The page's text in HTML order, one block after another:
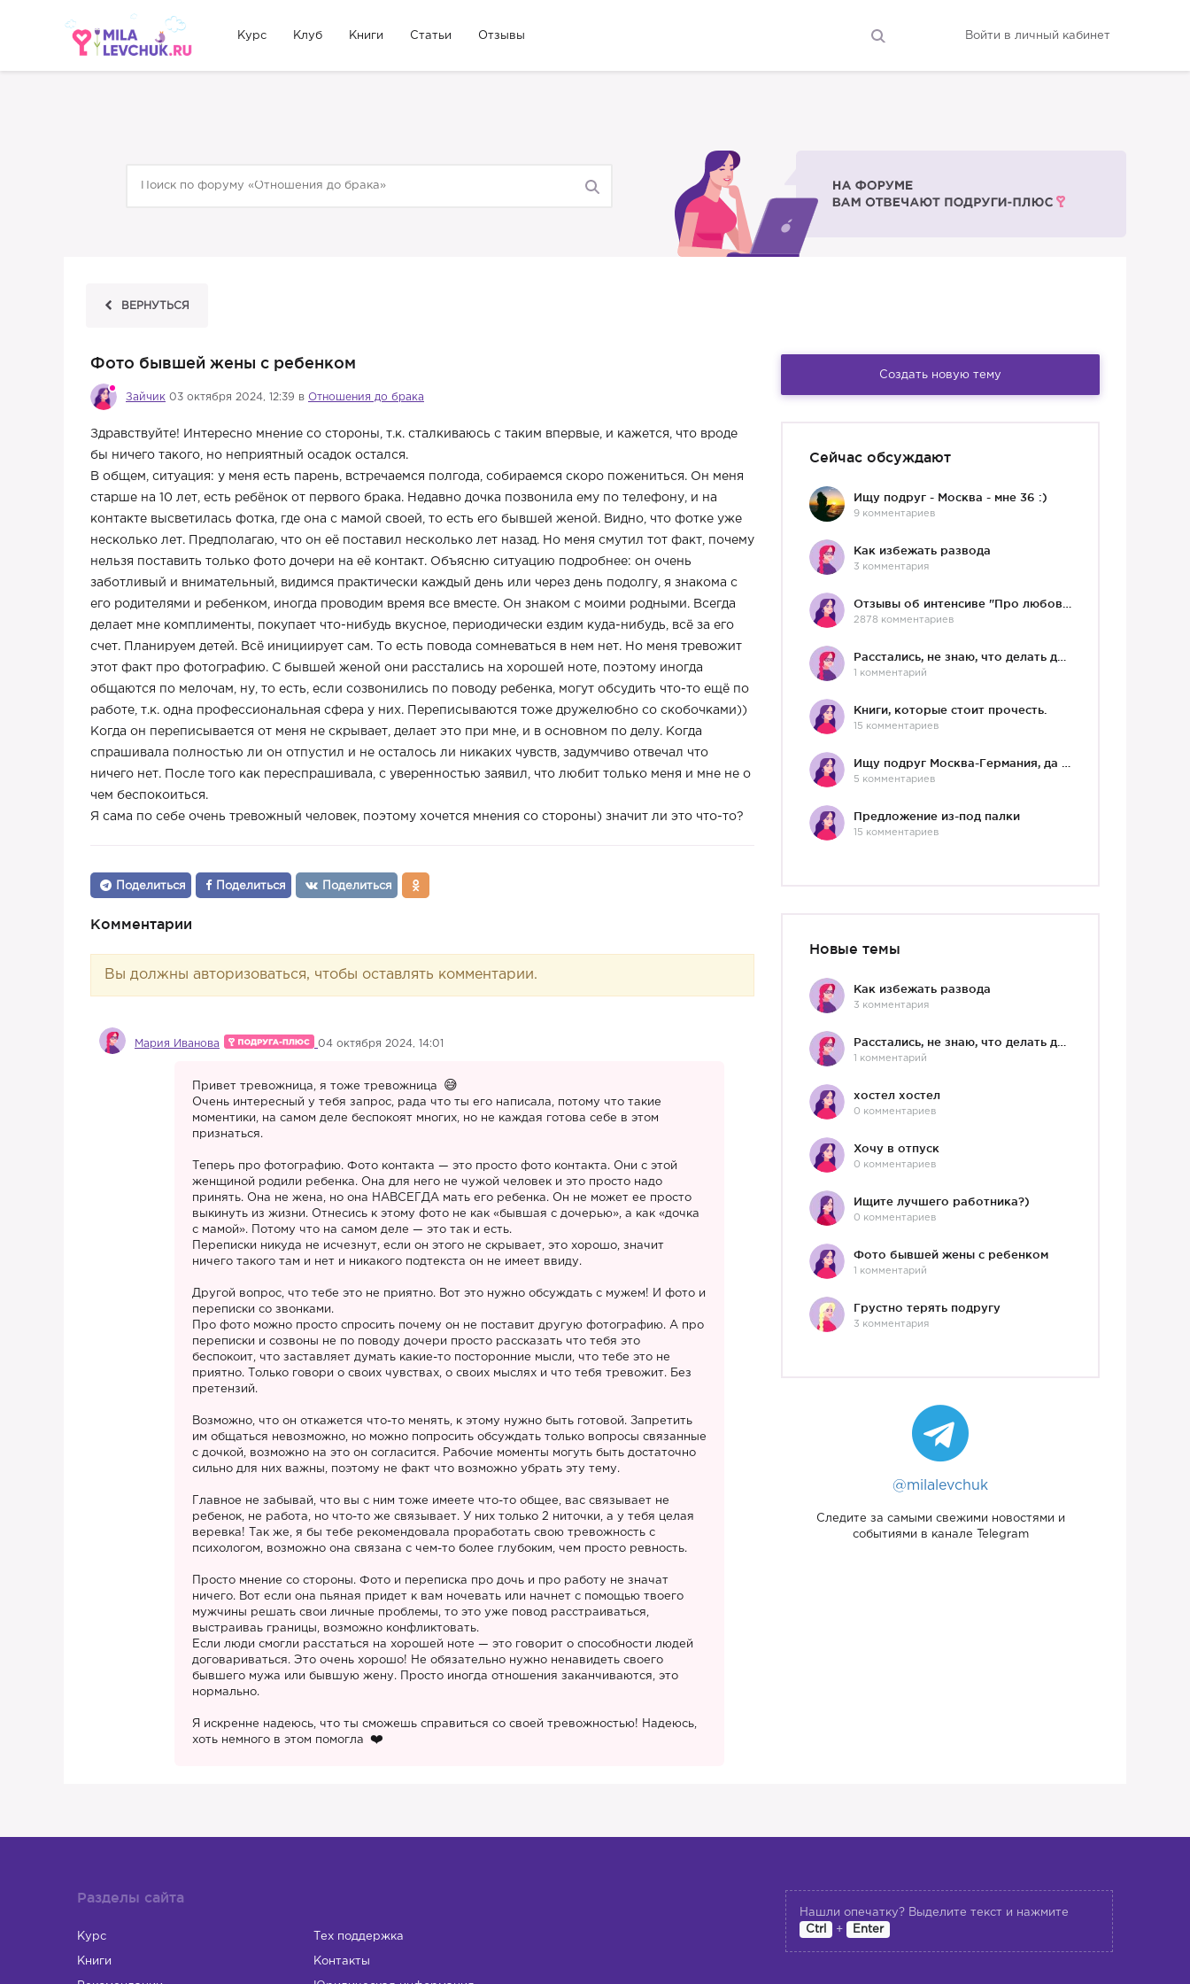
Курс Клуб Книги Статьи Отзывы Войти в личный кабинет
ВЕРНУТЬСЯ
Фото бывшей жены с ребенком
Зайчик 03 октября 2024, 12:39 в Отношения до брака
Здравствуйте! Интересно мнение со стороны, т.к. сталкиваюсь с таким впервые, и кажется, что вроде
бы ничего такого, но неприятный осадок остался.
В общем, ситуация: у меня есть парень, встречаемся полгода, собираемся скоро пожениться. Он меня
старше на 10 лет, есть ребёнок от первого брака. Недавно дочка позвонила ему по телефону, и на
контакте высветилась фотка, где она с мамой своей, то есть его бывшей женой. Видно, что фотке уже
несколько лет. Предполагаю, что он её поставил несколько лет назад. Но меня смутил тот факт, почему
нельзя поставить только фото дочери на её контакт. Объясню ситуацию подробнее: он очень
заботливый и внимательный, видимся практически каждый день или через день подолгу, я знакома с
его родителями и ребенком, иногда проводим время все вместе. Он знаком с моими родными. Всегда
делает мне комплименты, покупает что-нибудь вкусное, периодически ездим куда-нибудь, всё за его
счет. Планируем детей. Всё инициирует сам. То есть повода сомневаться в нем нет. Но меня тревожит
этот факт про фотографию. С бывшей женой они расстались на хорошей ноте, поэтому иногда
общаются по мелочам, ну, то есть, если созвонились по поводу ребенка, могут обсудить что-то ещё по
работе, т.к. одна профессиональная сфера у них. Переписываются тоже дружелюбно со скобочками))
Когда он переписывается от меня не скрывает, делает это при мне, и в основном по делу. Когда
спрашивала полностью ли он отпустил и не осталось ли никаких чувств, задумчиво отвечал что
ничего нет. После того как переспрашивала, с уверенностью заявил, что любит только меня и мне не о
чем беспокоиться.
Я сама по себе очень тревожный человек, поэтому хочется мнения со стороны) значит ли это что-то?
Поделиться Поделиться Поделиться
Комментарии
Вы должны авторизоваться, чтобы оставлять комментарии.
Мария Иванова 04 октября 2024, 14:01
Привет тревожница, я тоже тревожница
Очень интересный у тебя запрос, рада что ты его написала, потому что такие
моментики, на самом деле беспокоят многих, но не каждая готова себе в этом
признаться.
Теперь про фотографию. Фото контакта — это просто фото контакта. Они с этой
женщиной родили ребенка. Она для него не чужой человек и это просто надо
принять. Она не жена, но она НАВСЕГДА мать его ребенка. Он не может ее просто
выкинуть из жизни. Отнесись к этому фото не как «бывшая с дочерью», а как «дочка
с мамой». Потому что на самом деле — это так и есть.
Переписки никуда не исчезнут, если он этого не скрывает, это хорошо, значит
ничего такого там и нет и никакого подтекста он не имеет ввиду.
Другой вопрос, что тебе это не приятно. Вот это нужно обсуждать с мужем! И фото и
переписки со звонками.
Про фото можно просто спросить почему он не поставит другую фотографию. А про
переписки и созвоны не по поводу дочери просто рассказать что тебя это
беспокоит, что заставляет думать какие-то посторонние мысли, что тебе это не
приятно. Только говори о своих чувствах, о своих мыслях и что тебя тревожит. Без
претензий.
Возможно, что он откажется что-то менять, к этому нужно быть готовой. Запретить
им общаться невозможно, но можно попросить обсуждать только вопросы связанные
с дочкой, возможно на это он согласится. Рабочие моменты могуть быть достаточно
сильно для них важны, поэтому не факт что возможно убрать эту тему.
Главное не забывай, что вы с ним тоже имеете что-то общее, вас связывает не
ребенок, не работа, но что-то же связывает. У них только 2 ниточки, а у тебя целая
веревка! Так же, я бы тебе рекомендовала проработать свою тревожность с
психологом, возможно она связана с чем-то более глубоким, чем просто ревность.
Просто мнение со стороны. Фото и переписка про дочь и про работу не значат
ничего. Вот если она пьяная придет к вам ночевать или начнет с помощью твоего
мужчины решать свои личные проблемы, то это уже повод расстраиваться,
выстраиваь границы, возможно конфликтовать.
Если люди смогли расстаться на хорошей ноте — это говорит о способности людей
договариваться. Это очень хорошо! Не обязательно нужно ненавидеть своего
бывшего мужа или бывшую жену. Просто иногда отношения заканчиваются, это
нормально.
Я искренне надеюсь, что ты сможешь справиться со своей тревожностью! Надеюсь,
хоть немного в этом помогла
Создать новую тему
Сейчас обсуждают
Ищу подруг - Москва - мне 36 :)
9 комментариев
Как избежать развода
3 комментария
2878 комментариев
1 комментарий
Книги, которые стоит прочесть.
15 комментариев
5 комментариев
Предложение из-под палки
15 комментариев
Новые темы
Как избежать развода
3 комментария
1 комментарий
хостел хостел
0 комментариев
Хочу в отпуск
0 комментариев
Ищите лучшего работника?)
0 комментариев
Фото бывшей жены с ребенком
1 комментарий
Грустно терять подругу
3 комментария
@milalevchuk
Следите за самыми свежими новостями и
событиями в канале Telegram
Разделы сайта
Курс
Книги
Тех поддержка
Контакты
Нашли опечатку? Выделите текст и нажмите
Ctrl
+ Enter